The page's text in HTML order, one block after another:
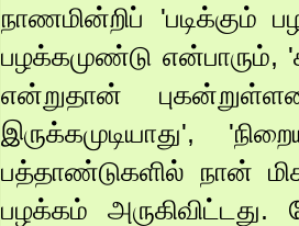
நாணமின்றிப் 'படிக்கும்
பழக்கமுண்டு என்பாரும்,
என்றுதான்
இருக்கமுடியாது',
பத்தாண்டுகளில் நான்
பழக்கம்